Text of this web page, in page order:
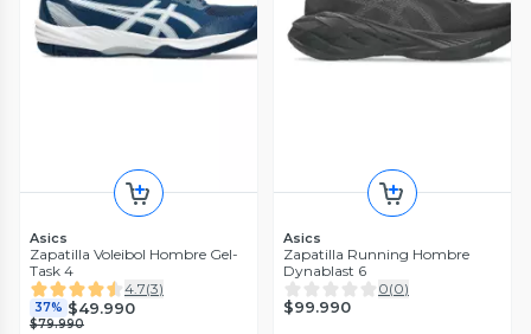
Asics
Zapatilla Voleibol Hombre Gel-
Task 4
4.7(3)
37% $49.990
$79.990
Asics
Zapatilla Running Hombre
Dynablast 6
0(0)
$99.990